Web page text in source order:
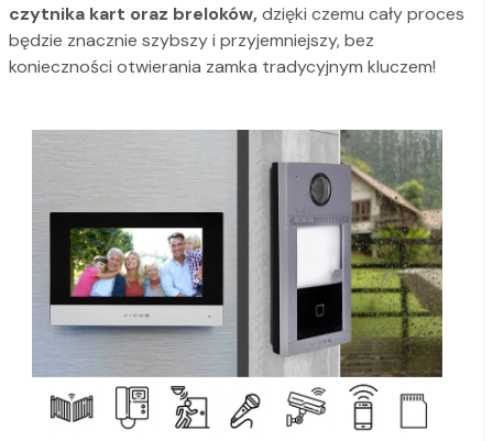
czytnika kart oraz breloków,dzięki czemu cały proces
będzie znacznie szybszy i przyjemniejszy, bez
konieczności otwierania zamka tradycyjnym kluczem!